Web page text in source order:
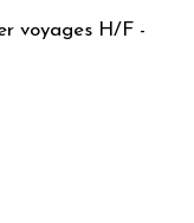
voyages H/F -